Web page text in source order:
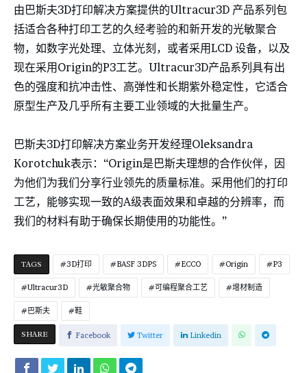
由巴斯夫3D打印解决方案提供的Ultracur3D 产品系列包
括适合各种打印工艺的久经考验的和新开发的光敏聚合
物，如数字光处理、立体光刻，或者采用LCD 设备，以及
现在采用Origin的P3工艺。Ultracur3D产品系列具有出
色的强度和抗冲击性、高弹性和长期紫外稳定性，它适合
原型生产及几乎所有主要工业领域的大批量生产。
巴斯夫3D打印解决方案业务开发经理Oleksandra
Korotchuk表示：“Origin是巴斯夫理想的合作伙伴，因
为他们为我们分享行业领先的质量标准。采用他们的打印
工艺，能够实现一致的A级表面效果和卓越的分辨率，而
我们的材料有助于确保长期使用的功能性。”
TAGS 3D打印 BASF 3DPS ECCO Origin P3
Ultracur3D 光敏聚合物 可编程聚合工艺 增材制造
巴斯夫 鞋
SHARE Facebook Twitter Linkedin